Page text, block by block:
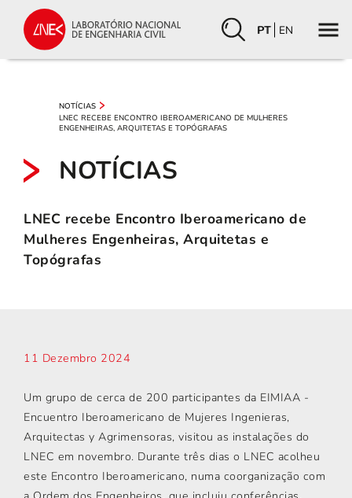
PT EN
NOTÍCIAS
LNEC RECEBE ENCONTRO IBEROAMERICANO DE MULHERES
ENGENHEIRAS, ARQUITETAS E TOPÓGRAFAS
NOTÍCIAS
LNEC recebe Encontro Iberoamericano de
Mulheres Engenheiras, Arquitetas e
Topógrafas
11 Dezembro 2024
Um grupo de cerca de 200 participantes da EIMIAA -
Encuentro Iberoamericano de Mujeres Ingenieras,
Arquitectas y Agrimensoras, visitou as instalações do
LNEC em novembro. Durante três dias o LNEC acolheu
este Encontro Iberoamericano, numa coorganização com